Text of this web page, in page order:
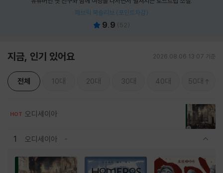
패브릭 북슬리브 (포인트차감)
9.9 (52)
지금, 인기 있어요 2026.08.06 13:07 기준
전체 10대 20대 30대 40대 50대
HOT 오디세이아
1 오디세이아